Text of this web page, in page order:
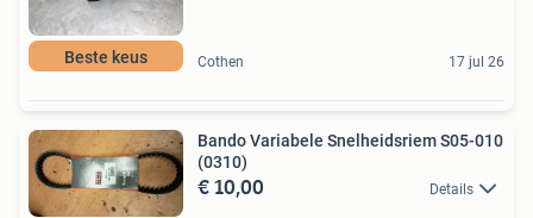
Beste keus Cothen 17 jul 26
Bando Variabele Snelheidsriem S05-010
(0310)
€ 10,00 Details